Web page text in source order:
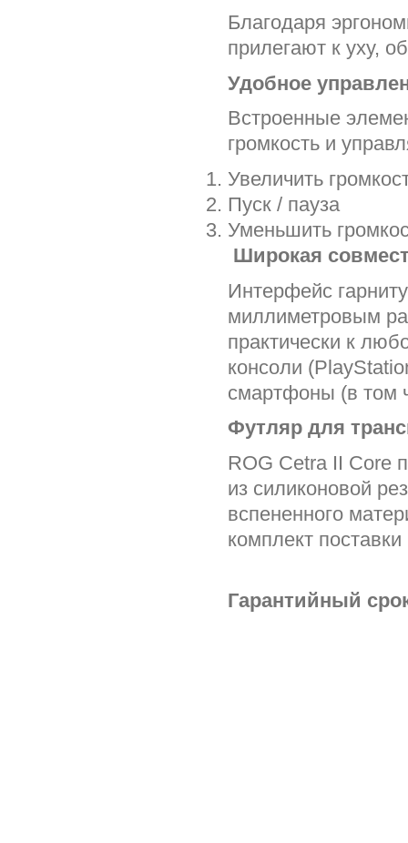
Благодаря
прилегают к уху,
Удобное
Встроенные
громкость и
Увеличить
Пуск / пауза
Уменьшить
Широкая
Интерфейс
миллиметровым
практически к
консоли
смартфоны (в том
Футляр для
ROG Cetra II Core
из силиконовой
вспененного
комплект
Гарантийный